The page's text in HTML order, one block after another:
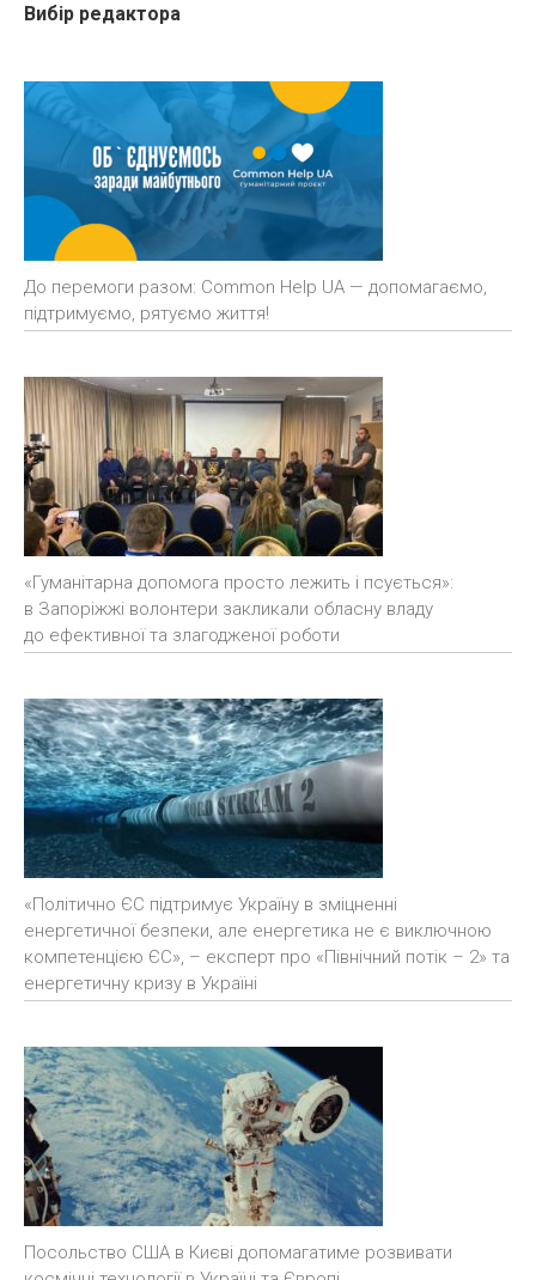
Вибір редактора
До перемоги разом: Common Help UA — допомагаємо,
підтримуємо, рятуємо життя!
«Гуманітарна допомога просто лежить і псується»:
в Запоріжжі волонтери закликали обласну владу
до ефективної та злагодженої роботи
«Політично ЄС підтримує Україну в зміцненні
енергетичної безпеки, але енергетика не є виключною
компетенцією ЄС», – експерт про «Північний потік – 2» та
енергетичну кризу в Україні
Посольство США в Києві допомагатиме розвивати